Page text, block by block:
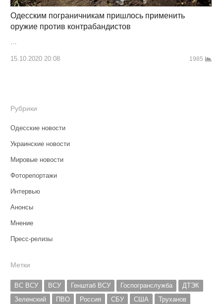
Одесским пограничникам пришлось применить
оружие против контрабандистов
…
15.10.2020 20:08 1985
Рубрики
Одесские новости
Украинские новости
Мировые новости
Фоторепортажи
Интервью
Анонсы
Мнение
Пресс-релизы
Метки
ВС ВСУ ВСУ Генштаб ВСУ Госпогранслужба
ДТЭК
Зеленский
ПВО Россия СБУ США
Труханов